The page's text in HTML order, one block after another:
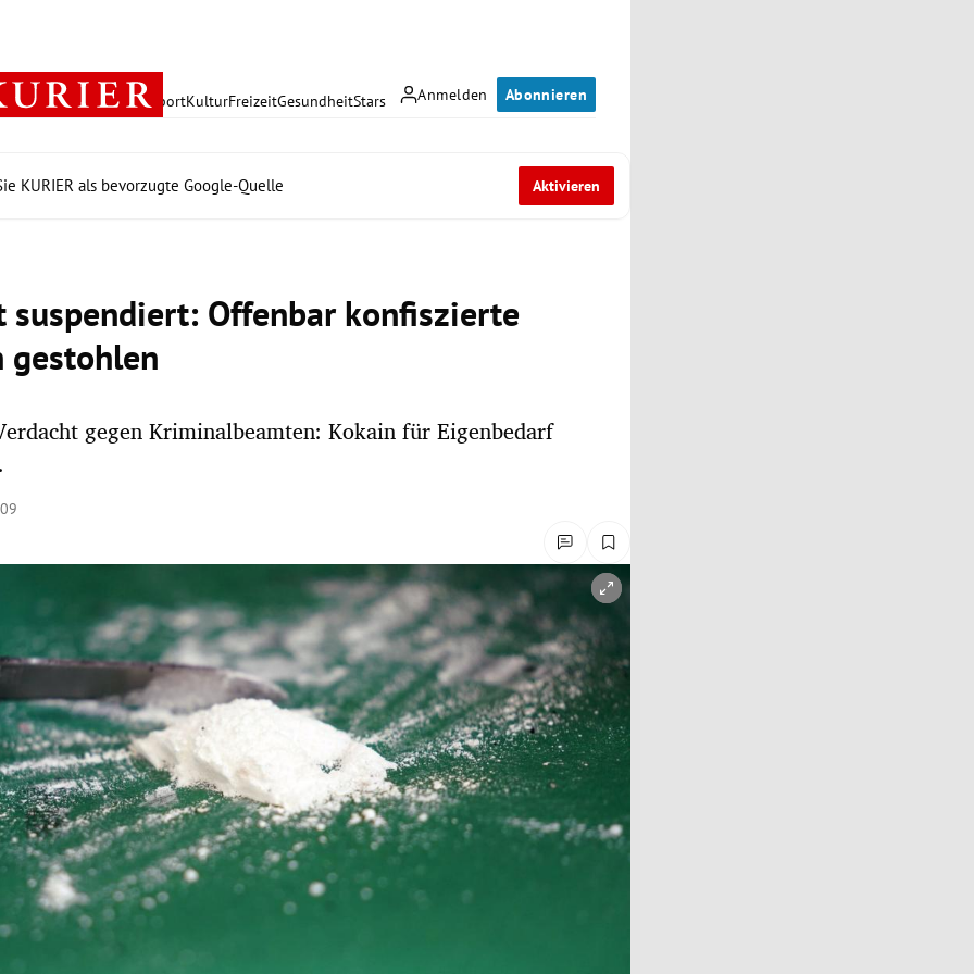
Anmelden Abonnieren
PolitikWirtschaft SportKulturFreizeitGesundheitStars
KURIER als bevorzugte Google-Quelle Aktivieren
suspendiert: Offenbar konfiszierte
gestohlen
gegen Kriminalbeamten: Kokain für Eigenbedarf
öffnen/schließen